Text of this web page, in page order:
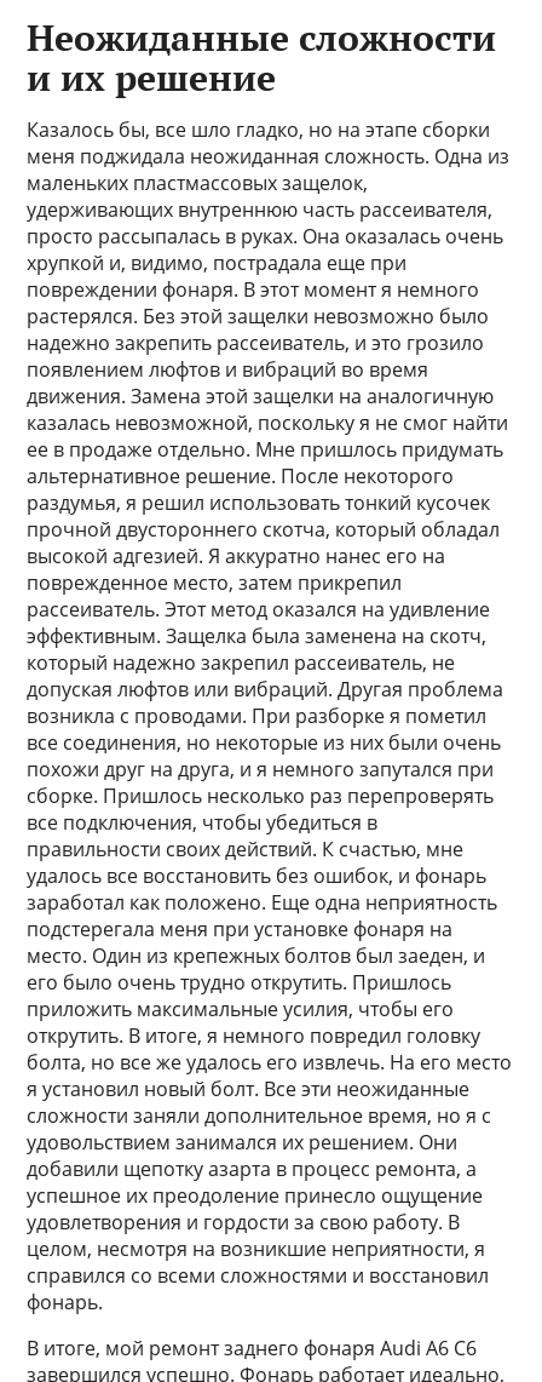
Неожиданные сложности
и их решение
Казалось бы, все шло гладко, но на этапе сборки
меня поджидала неожиданная сложность. Одна из
маленьких пластмассовых защелок,
удерживающих внутреннюю часть рассеивателя,
просто рассыпалась в руках. Она оказалась очень
хрупкой и, видимо, пострадала еще при
повреждении фонаря. В этот момент я немного
растерялся. Без этой защелки невозможно было
надежно закрепить рассеиватель, и это грозило
появлением люфтов и вибраций во время
движения. Замена этой защелки на аналогичную
казалась невозможной, поскольку я не смог найти
ее в продаже отдельно. Мне пришлось придумать
альтернативное решение. После некоторого
раздумья, я решил использовать тонкий кусочек
прочной двустороннего скотча, который обладал
высокой адгезией. Я аккуратно нанес его на
поврежденное место, затем прикрепил
рассеиватель. Этот метод оказался на удивление
эффективным. Защелка была заменена на скотч,
который надежно закрепил рассеиватель, не
допуская люфтов или вибраций. Другая проблема
возникла с проводами. При разборке я пометил
все соединения, но некоторые из них были очень
похожи друг на друга, и я немного запутался при
сборке. Пришлось несколько раз перепроверять
все подключения, чтобы убедиться в
правильности своих действий. К счастью, мне
удалось все восстановить без ошибок, и фонарь
заработал как положено. Еще одна неприятность
подстерегала меня при установке фонаря на
место. Один из крепежных болтов был заеден, и
его было очень трудно открутить. Пришлось
приложить максимальные усилия, чтобы его
открутить. В итоге, я немного повредил головку
болта, но все же удалось его извлечь. На его место
я установил новый болт. Все эти неожиданные
сложности заняли дополнительное время, но я с
удовольствием занимался их решением. Они
добавили щепотку азарта в процесс ремонта, а
успешное их преодоление принесло ощущение
удовлетворения и гордости за свою работу. В
целом, несмотря на возникшие неприятности, я
справился со всеми сложностями и восстановил
фонарь.
В итоге, мой ремонт заднего фонаря Audi A6 C6
завершился успешно. Фонарь работает идеально,